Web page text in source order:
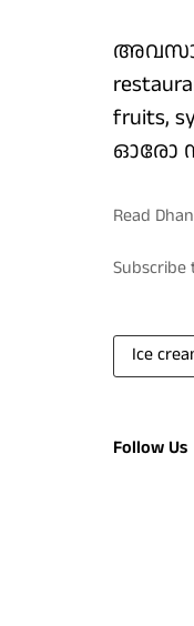
fruits,
ഓരോ
Read
Subscribe
Ice
Follow Us